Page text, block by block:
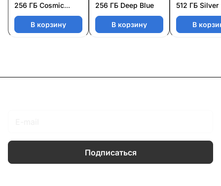
256 ГБ Cosmic
Orange
В корзину
256 ГБ Deep Blue
В корзину
512 ГБ Silver
В
Подписаться